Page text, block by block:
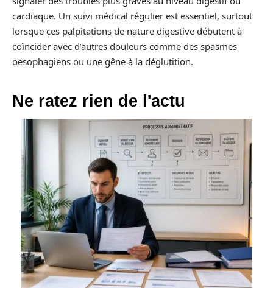
cardiaque. Un suivi médical régulier est essentiel, surtout
lorsque ces palpitations de nature digestive débutent à
coïncider avec d’autres douleurs comme des spasmes
oesophagiens ou une gêne à la déglutition.
Ne ratez rien de l'actu